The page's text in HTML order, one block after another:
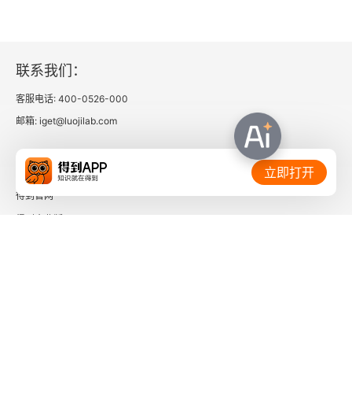
圣索菲亚教堂
《罗马民法大全》
伦巴底王国
联系我们：
客服电话: 400-0526-000
邮箱: iget@luojilab.com
相关链接：
得到官网
立即打开